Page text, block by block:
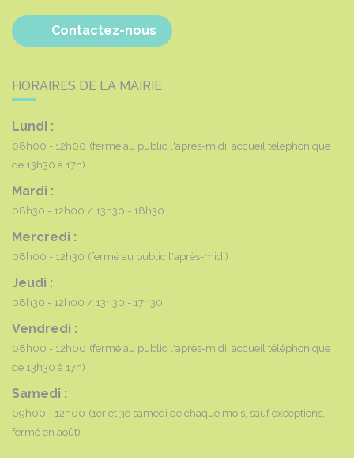
Contactez-nous
HORAIRES DE LA MAIRIE
Lundi :
08h00 - 12h00 (fermé au public l'après-midi, accueil téléphonique
de 13h30 à 17h)
Mardi :
08h30 - 12h00 13h30 - 18h30
Mercredi :
08h00 - 12h30 (fermé au public l'après-midi)
Jeudi :
08h30 - 12h00 13h30 - 17h30
Vendredi :
08h00 - 12h00 (fermé au public l'après-midi, accueil téléphonique
de 13h30 à 17h)
Samedi :
09h00 - 12h00 (1er et 3e samedi de chaque mois, sauf exceptions,
fermé en août)